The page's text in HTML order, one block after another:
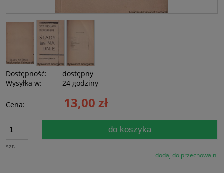
Dostępność:
dostępny
Wysyłka w:
24 godziny
Cena: 13,00 zł
szt.
do koszyka
dodaj do przechowalni